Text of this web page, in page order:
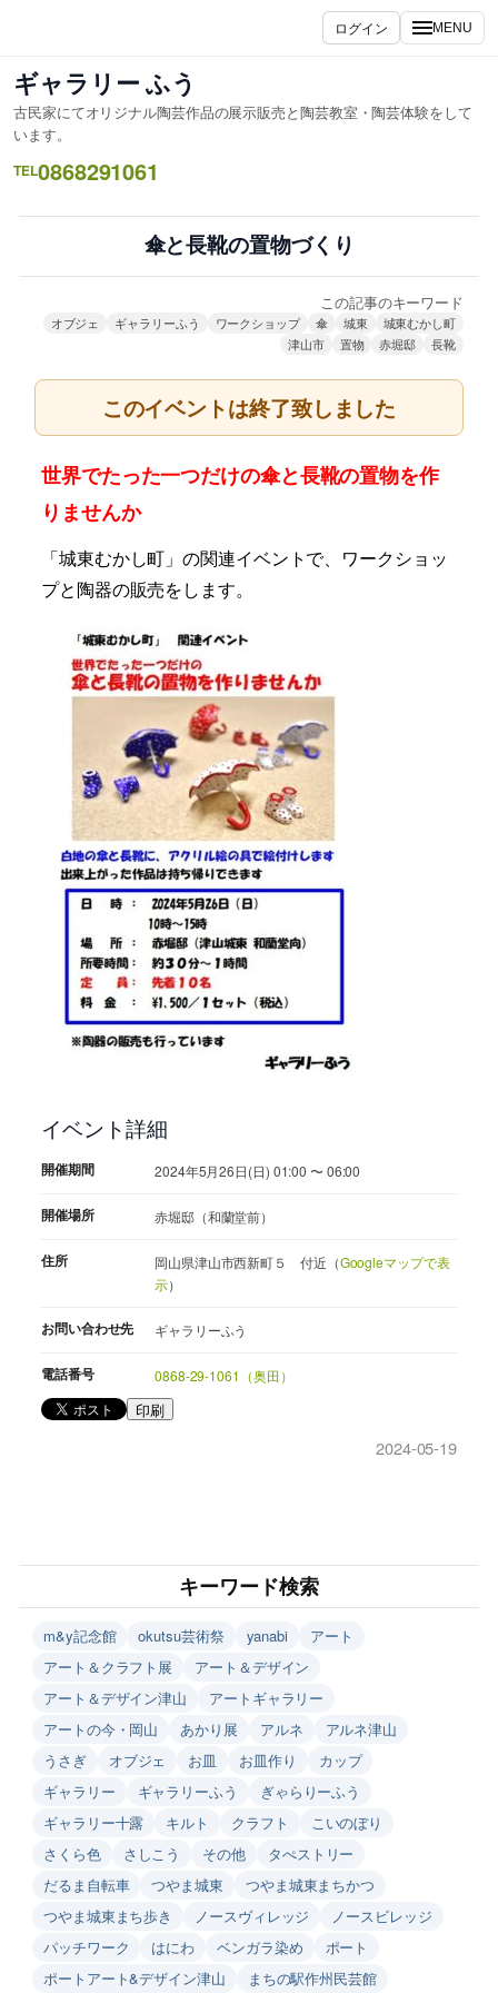
ス
キ
ッ
プ
ログイン MENU
ギャラリー ふう
古民家にてオリジナル陶芸作品の展示販売と陶芸教室・陶芸体験をして
います。
TEL0868291061
傘と長靴の置物づくり
この記事のキーワード
オブジェ ギャラリーふう ワークショップ 傘 城東
城東むかし町
津山市
置物 赤堀邸 長靴
このイベントは終了致しました
世界でたった一つだけの傘と長靴の置物を作
りませんか
「城東むかし町」の関連イベントで、 ワークショッ
プと陶器の販売をします。
イベント詳細
開催期間 2024年5月26日(日) 01:00 〜 06:00
開催場所 赤堀邸（和蘭堂前）
住所 岡山県津山市西新町５ 付近（Googleマップで表
示）
お問い合わせ先 ギャラリーふう
電話番号 0868-29-1061（奥田）
印刷
2024-05-19
キーワード検索
m&y記念館 okutsu芸術祭 yanabi
アート
アート＆クラフト展
アート＆デザイン
アート＆デザイン津山
アートギャラリー
アートの今・岡山
あかり展 アルネ
アルネ津山
うさぎ
オブジェ お皿 お皿作り
カップ
ギャラリー
ギャラリーふう
ぎゃらりーふう
ギャラリー十露
キルト クラフト
こいのぼり
さくら色
さしこう その他
タぺストリー
だるま自転車
つやま城東
つやま城東まちかつ
つやま城東まち歩き
ノースヴィレッジ
ノースビレッジ
パッチワーク
はにわ ベンガラ染め
ポート
ポートアート&デザイン津山
まちの駅作州民芸館